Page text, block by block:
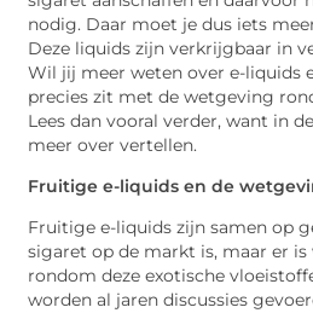
nodig. Daar moet je dus iets
Deze liquids zijn verkrijgbaar in
Wil jij meer weten over e-liquids
precies zit met de wetgeving
Lees dan vooral verder, want in
meer over vertellen.
Fruitige e-liquids en de
Fruitige e-liquids zijn samen op
sigaret op de markt is, maar er is
rondom deze exotische
worden al jaren discussies